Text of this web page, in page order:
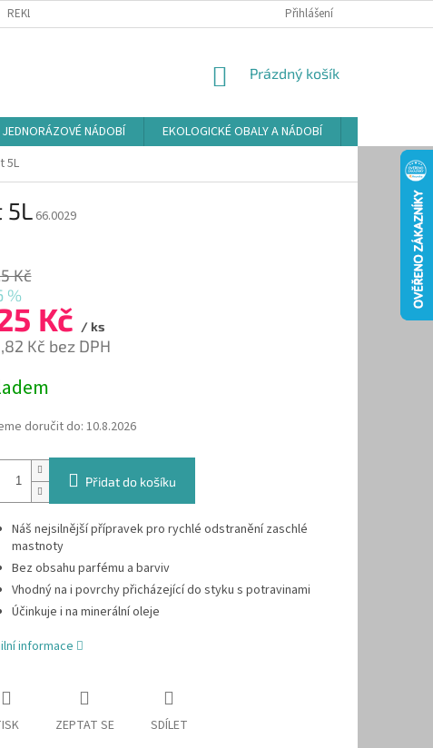
REKLAMAČNÍ ŘÁD ZÁSADY POUŽÍVÁNÍ SOUBORŮ COOKIES
Přihlášení
NÁKUPNÍ
Prázdný košík
JEDNORÁZOVÉ NÁDOBÍ EKOLOGICKÉ OBALY A NÁDOBÍ
5L
5L 66.0029
Kč
%
Kč / ks
Kč bez DPH
doručit do:10.8.2026
Přidat do košíku
Náš nejsilnější přípravek pro rychlé odstranění zaschlé
mastnoty
Bez obsahu parfému a barviv
Vhodný na i povrchy přicházející do styku s potravinami
Účinkuje i na minerální oleje
informace
ZEPTAT SE SDÍLET